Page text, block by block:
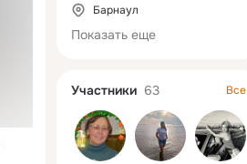
собственной базе, так и с
выездом в хозяйства по
80,
remonttractorov22.ru
Барнаул
Показать еще
Участники 63 Все